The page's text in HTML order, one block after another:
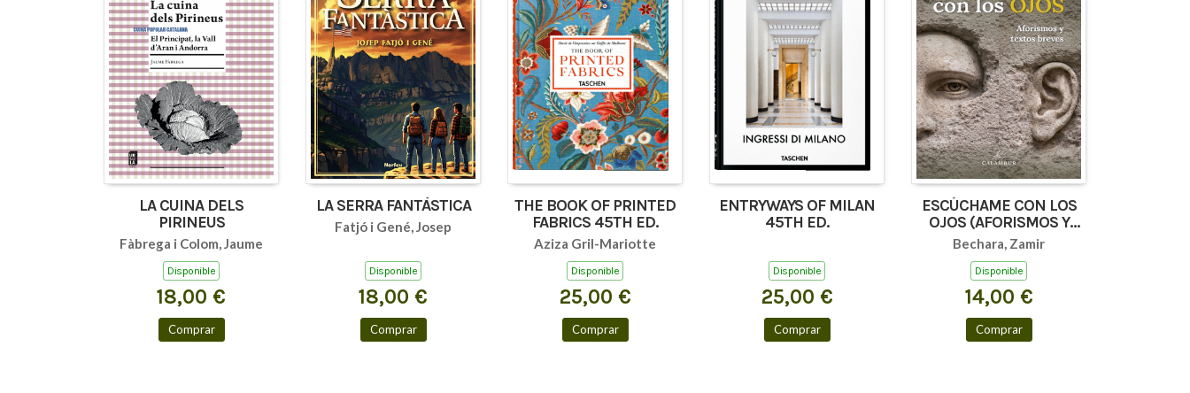
LA CUINA DELS
PIRINEUS
Fàbrega i Colom, Jaume
Disponible
18,00 €
Comprar
LA SERRA FANTÀSTICA
Fatjó i Gené, Josep
Disponible
18,00 €
Comprar
THE BOOK OF PRINTED
FABRICS 45TH ED.
Aziza Gril-Mariotte
Disponible
25,00 €
Comprar
ENTRYWAYS OF MILAN
45TH ED.
Disponible
25,00 €
Comprar
ESCÚCHAME CON LOS
OJOS (AFORISMOS Y
TEXTOS BREVES)
Bechara, Zamir
Disponible
14,00 €
Comprar